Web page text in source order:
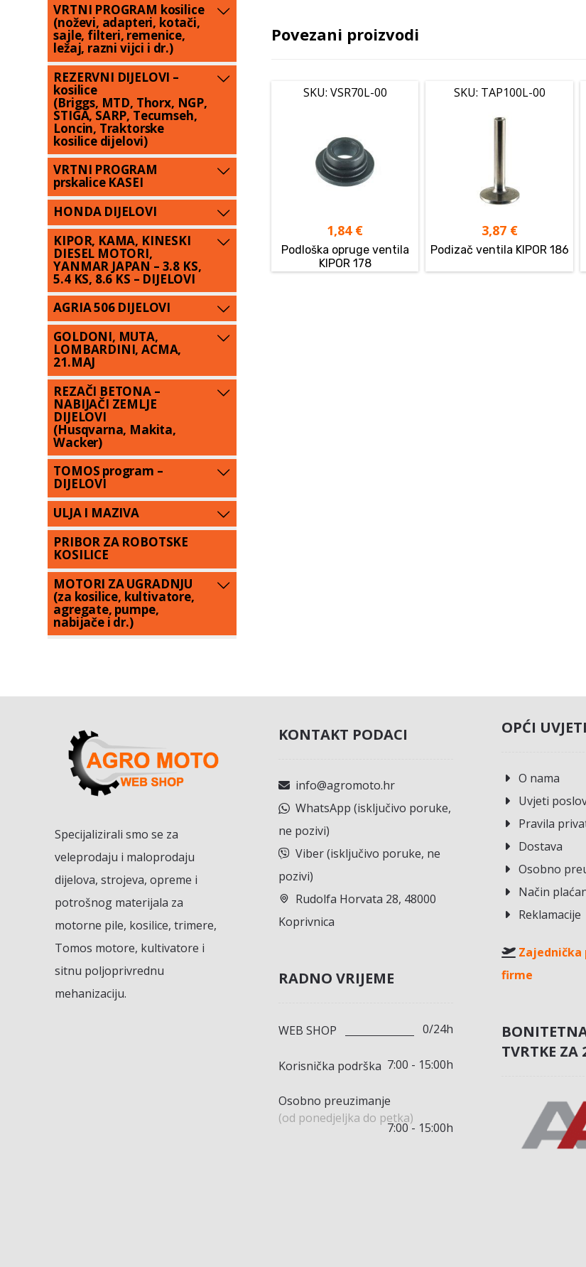
Povezani proizvodi
SKU: VSR70L-00
1,84 €
Podloška opruge ventila
KIPOR 178
SKU: TAP100L-00
3,87 €
Podizač ventila KIPOR 186
VRTNI PROGRAM kosilice
(noževi, adapteri, kotači,
sajle, filteri, remenice,
ležaj, razni vijci i dr.)
REZERVNI DIJELOVI –
kosilice
(Briggs, MTD, Thorx, NGP,
STIGA, SARP, Tecumseh,
Loncin, Traktorske
kosilice dijelovi)
VRTNI PROGRAM
prskalice KASEI
HONDA DIJELOVI
KIPOR, KAMA, KINESKI
DIESEL MOTORI,
YANMAR JAPAN – 3.8 KS,
5.4 KS, 8.6 KS – DIJELOVI
AGRIA 506 DIJELOVI
GOLDONI, MUTA,
LOMBARDINI, ACMA,
21.MAJ
REZAČI BETONA –
NABIJAČI ZEMLJE
DIJELOVI
(Husqvarna, Makita,
Wacker)
TOMOS program –
DIJELOVI
ULJA I MAZIVA
PRIBOR ZA ROBOTSKE
KOSILICE
MOTORI ZA UGRADNJU
(za kosilice, kultivatore,
agregate, pumpe,
nabijače i dr.)
Specijalizirali smo se za
veleprodaju i maloprodaju
dijelova, strojeva, opreme i
potrošnog materijala za
motorne pile, kosilice, trimere,
Tomos motore, kultivatore i
sitnu poljoprivrednu
mehanizaciju.
KONTAKT PODACI
info@agromoto.hr
WhatsApp (isključivo poruke,
ne pozivi)
Viber (isključivo poruke, ne
pozivi)
Rudolfa Horvata 28, 48000
Koprivnica
RADNO VRIJEME
WEB SHOP 0/24h
Korisnička podrška 7:00 - 15:00h
Osobno preuzimanje
(od ponedjeljka do petka)
7:00 - 15:00h
OPĆI
O nama
Uvjeti
Pravila
Dostava
Osobno
Način
Reklamacije
Zajednička
firme
TVRTKE ZA